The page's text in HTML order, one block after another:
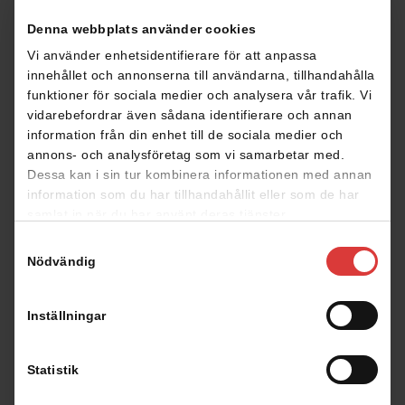
Denna webbplats använder cookies
Vi använder enhetsidentifierare för att anpassa
innehållet och annonserna till användarna, tillhandahålla
funktioner för sociala medier och analysera vår trafik. Vi
vidarebefordrar även sådana identifierare och annan
information från din enhet till de sociala medier och
annons- och analysföretag som vi samarbetar med.
Dessa kan i sin tur kombinera informationen med annan
information som du har tillhandahållit eller som de har
Nödvändig
Inställningar
Statistik
skiss eller ritningsförslag.
Låt oss hjälpa er att bygga ert drömhus!
Kontakta oss
Läs mer om oss och det
Vi på Lövsta Trähus vill skapa hus med genuin